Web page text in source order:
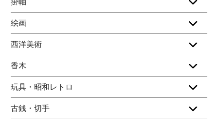
掛軸
絵画
西洋美術
香木
玩具・昭和レトロ
古銭・切手